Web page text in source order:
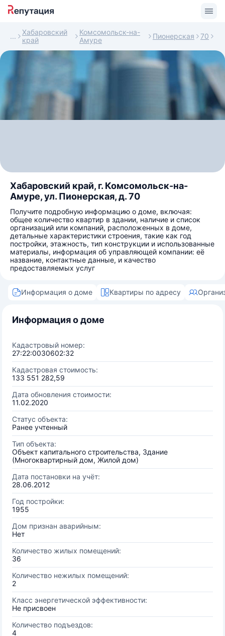
Хабаровский
край
Комсомольск-на-
Амуре
Пионерская 70
Хабаровский край, г. Комсомольск-на-
Амуре, ул. Пионерская, д. 70
Получите подробную информацию о доме, включая:
общее количество квартир в здании, наличие и список
организаций или компаний, расположенных в доме,
детальные характеристики строения, такие как год
постройки, этажность, тип конструкции и использованные
материалы, информация об управляющей компании: её
название, контактные данные, и качество
предоставляемых услуг
Информация о доме Квартиры по адресу
Информация о доме
Кадастровый номер:
27:22:0030602:32
Кадастровая стоимость:
133 551 282,59
Дата обновления стоимости:
11.02.2020
Статус объекта:
Ранее учтенный
Тип объекта:
Объект капитального строительства, Здание
(Многоквартирный дом, Жилой дом)
Дата постановки на учёт:
28.06.2012
Год постройки:
1955
Дом признан аварийным:
Нет
Количество жилых помещений:
36
Количество нежилых помещений:
2
Класс энергетической эффективности:
Не присвоен
Количество подъездов:
4